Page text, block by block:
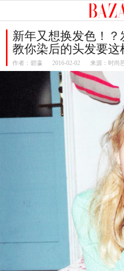
新年又想换发色！
教你染后的头发要这
作者： 碧瀛 2016-02-02 来源：时尚